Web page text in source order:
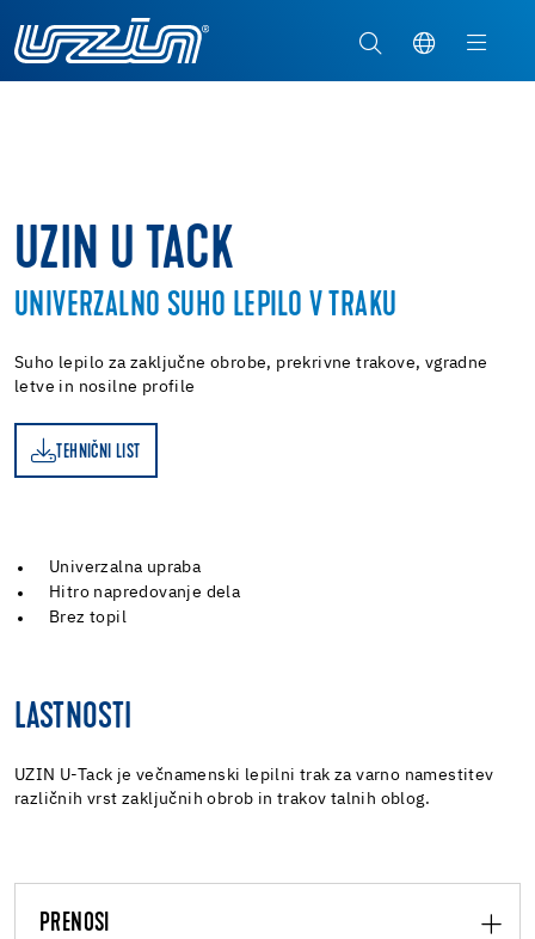
UZIN U TACK
UNIVERZALNO SUHO LEPILO V TRAKU
Suho lepilo za zaključne obrobe, prekrivne trakove, vgradne
letve in nosilne profile
TEHNIČNI LIST
Univerzalna upraba
Hitro napredovanje dela
Brez topil
LASTNOSTI
UZIN U-Tack je večnamenski lepilni trak za varno namestitev
različnih vrst zaključnih obrob in trakov talnih oblog.
PRENOSI